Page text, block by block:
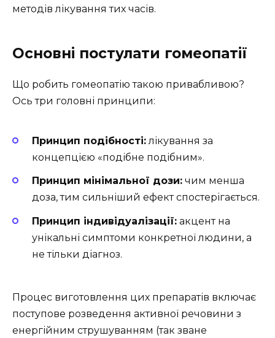
методів лікування тих часів.
Основні постулати гомеопатії
Що робить гомеопатію такою привабливою?
Ось три головні принципи:
Принцип подібності:лікування за
концепцією «подібне подібним».
Принцип мінімальної дози: чим менша
доза, тим сильніший ефект спостерігається.
Принцип індивідуалізації: акцент на
унікальні симптоми конкретної людини, а
не тільки діагноз.
Процес виготовлення цих препаратів включає
поступове розведення активної речовини з
енергійним струшуванням (так зване